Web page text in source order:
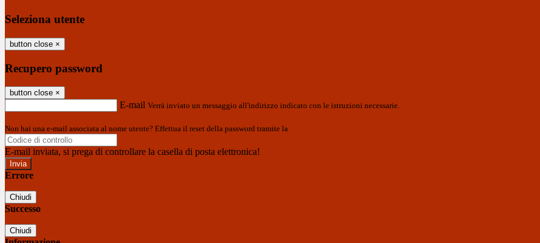
Seleziona utente
button close ×
Recupero password
button close ×
E-mail Verrà inviato un messaggio all'indirizzo indicato con le istruzioni necessarie.
Non hai una e-mail associata al nome utente? Effettua il reset della password tramite la
E-mail inviata, si prega di controllare la casella di posta elettronica!
Errore
Chiudi
Successo
Chiudi